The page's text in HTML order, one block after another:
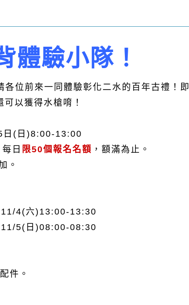
體驗小隊！
位前來一同體驗彰化二水的百年古禮！即
以獲得水槍唷！
日(日)8:00-13:00
日 限50個報名名額 ，額滿為止。
。
11/4(六)13:00-13:30
11/5(日)08:00-08:30
件。